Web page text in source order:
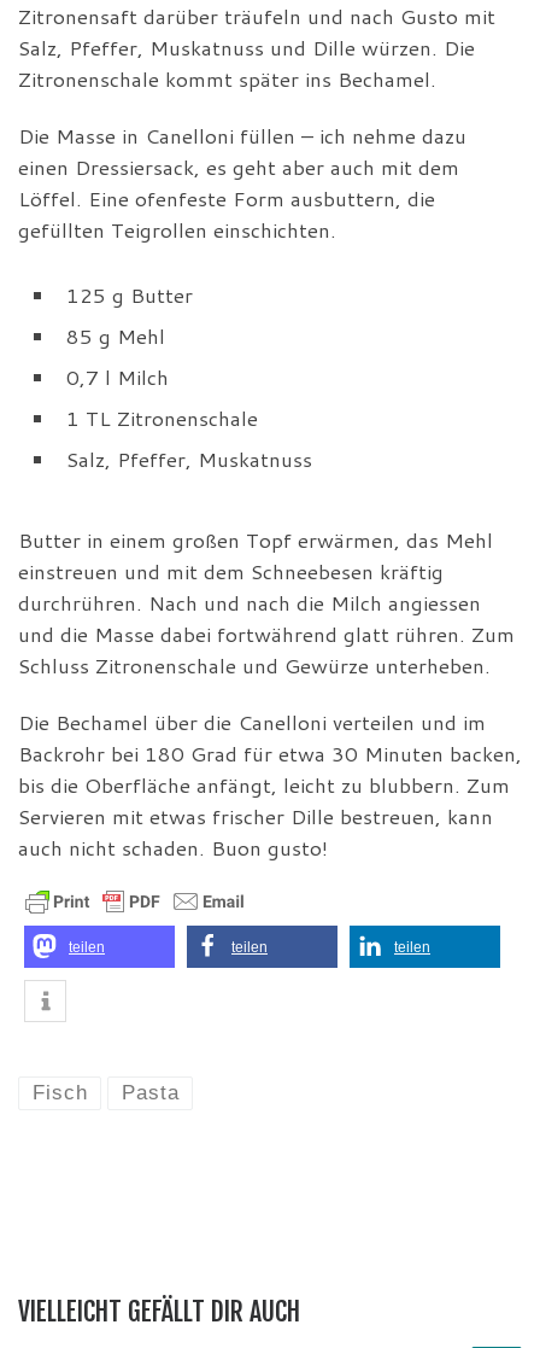
Zitronensaft darüber träufeln und nach Gusto mit
Salz, Pfeffer, Muskatnuss und Dille würzen. Die
Zitronenschale kommt später ins Bechamel.
Die Masse in Canelloni füllen – ich nehme dazu
einen Dressiersack, es geht aber auch mit dem
Löffel. Eine ofenfeste Form ausbuttern, die
gefüllten Teigrollen einschichten.
125 g Butter
85 g Mehl
0,7 l Milch
1 TL Zitronenschale
Salz, Pfeffer, Muskatnuss
Butter in einem großen Topf erwärmen, das Mehl
einstreuen und mit dem Schneebesen kräftig
durchrühren. Nach und nach die Milch angiessen
und die Masse dabei fortwährend glatt rühren. Zum
Schluss Zitronenschale und Gewürze unterheben.
Die Bechamel über die Canelloni verteilen und im
Backrohr bei 180 Grad für etwa 30 Minuten backen,
bis die Oberfläche anfängt, leicht zu blubbern. Zum
Servieren mit etwas frischer Dille bestreuen, kann
auch nicht schaden. Buon gusto!
teilen teilen teilen
Fisch Pasta
VIELLEICHT GEFÄLLT DIR AUCH